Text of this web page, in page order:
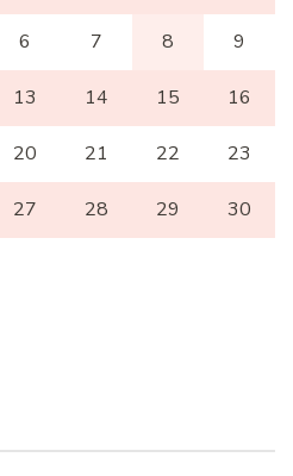
6 7 8 9
13 14 15 16
20 21 22 23
27 28 29 30